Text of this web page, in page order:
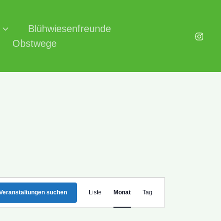
Blühwiesenfreunde
Obstwege
suchen Liste Monat Tag